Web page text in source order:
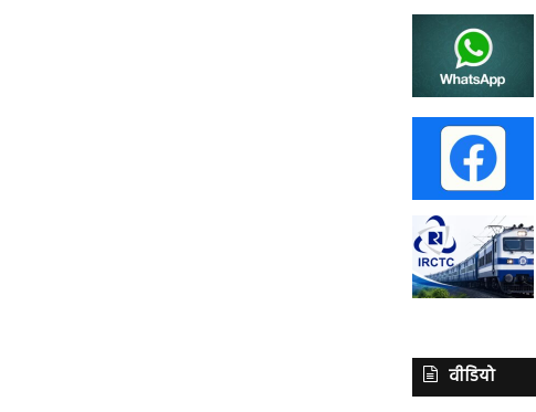
वीडियो